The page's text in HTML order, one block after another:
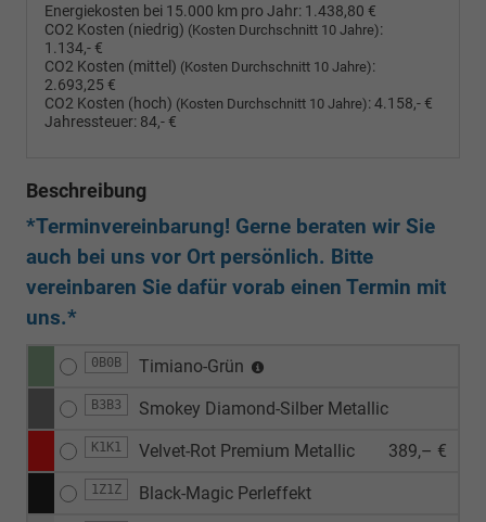
Energiekosten bei 15.000 km pro Jahr: 1.438,80 €
CO2 Kosten (niedrig) (Kosten Durchschnitt 10 Jahre):
1.134,- €
CO2 Kosten (mittel) (Kosten Durchschnitt 10 Jahre):
2.693,25 €
CO2 Kosten (hoch) (Kosten Durchschnitt 10 Jahre):4.158,- €
Jahressteuer: 84,- €
Beschreibung
*Terminvereinbarung! Gerne beraten wir Sie
auch bei uns vor Ort persönlich. Bitte
vereinbaren Sie dafür vorab einen Termin mit
uns.*
0B0B Timiano-Grün
B3B3 Smokey Diamond-Silber Metallic
K1K1 Velvet-Rot Premium Metallic 389,– €
1Z1Z Black-Magic Perleffekt